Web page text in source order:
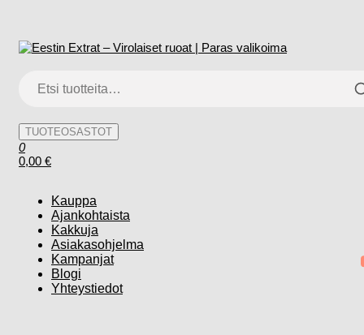
Skip
content
TUOTEOSASTOT
0
0,00 €
Kauppa
Ajankohtaista
Kakkuja
Asiakasohjelma
Kampanjat
Blogi
Yhteystiedot